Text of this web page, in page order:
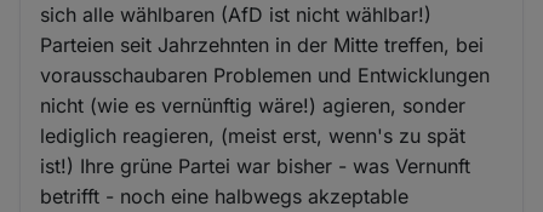
sich alle wählbaren (AfD ist nicht wählbar!)
Parteien seit Jahrzehnten in der Mitte treffen, bei
vorausschaubaren Problemen und Entwicklungen
nicht (wie es vernünftig wäre!) agieren, sonder
lediglich reagieren, (meist erst, wenn's zu spät
ist!) Ihre grüne Partei war bisher - was Vernunft
betrifft - noch eine halbwegs akzeptable